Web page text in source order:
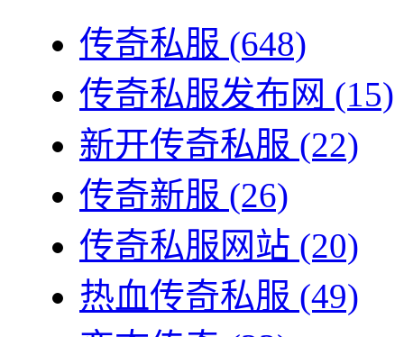
传奇私服 (648)
传奇私服发布网 (15)
新开传奇私服 (22)
传奇新服 (26)
传奇私服网站 (20)
热血传奇私服 (49)